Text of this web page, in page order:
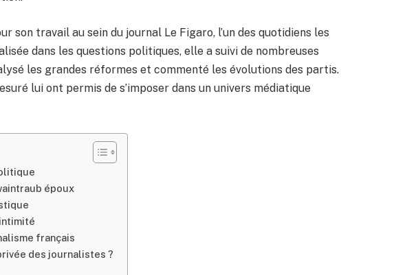
son travail au sein du journal Le Figaro, l’un des quotidiens les
dans les questions politiques, elle a suivi de nombreuses
les grandes réformes et commenté les évolutions des partis.
lui ont permis de s’imposer dans un univers médiatique
époux
français
des journalistes ?